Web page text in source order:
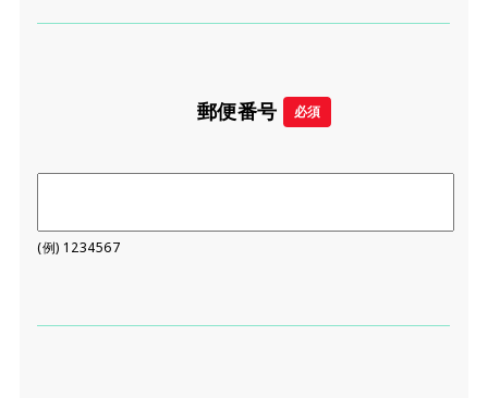
郵便番号 必須
(例) 1234567